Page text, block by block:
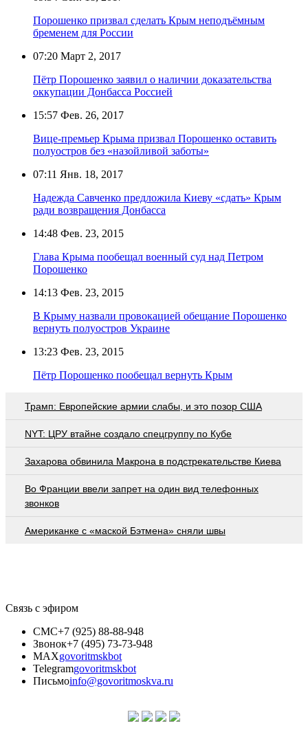
Порошенко призвал сделать Крым неподъёмным
бременем для России
07:20 Март 2, 2017
Пётр Порошенко заявил о наличии доказательства
оккупации Донбасса Россией
15:57 Фев. 26, 2017
Вице-премьер Крыма призвал Порошенко оставить
полуостров без «назойливой заботы»
07:11 Янв. 18, 2017
Надежда Савченко предложила Киеву «сдать» Крым
ради возвращения Донбасса
14:48 Фев. 23, 2015
Глава Крыма пообещал военный суд над Петром
Порошенко
14:13 Фев. 23, 2015
В Крыму назвали провокацией обещание Порошенко
вернуть полуостров Украине
13:23 Фев. 23, 2015
Пётр Порошенко пообещал вернуть Крым
Трамп: Европейские армии слабы, и это позор США
NYT: ЦРУ втайне создало спецгруппу по Кубе
Захарова обвинила Макрона в подстрекательстве Киева
Во Франции ввели запрет на один вид телефонных
звонков
Американке с «маской Бэтмена» сняли швы
Связь с эфиром
СМС+7 (925) 88-88-948
Звонок+7 (495) 73-73-948
MAXgovoritmskbot
Telegramgovoritmskbot
Письмоinfo@govoritmoskva.ru